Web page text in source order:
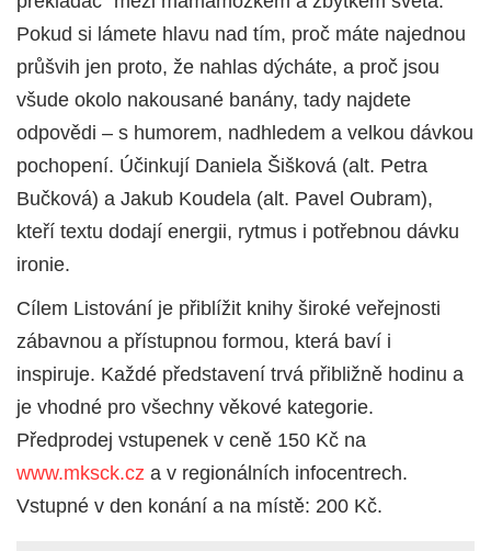
Pokud si lámete hlavu nad tím, proč máte najednou
průšvih jen proto, že nahlas dýcháte, a proč jsou
všude okolo nakousané banány, tady najdete
odpovědi – s humorem, nadhledem a velkou dávkou
pochopení. Účinkují Daniela Šišková (alt. Petra
Bučková) a Jakub Koudela (alt. Pavel Oubram),
kteří textu dodají energii, rytmus i potřebnou dávku
ironie.
Cílem Listování je přiblížit knihy široké veřejnosti
zábavnou a přístupnou formou, která baví i
inspiruje. Každé představení trvá přibližně hodinu a
je vhodné pro všechny věkové kategorie.
Předprodej vstupenek v ceně 150 Kč na
www.mksck.cz a v regionálních infocentrech.
Vstupné v den konání a na místě: 200 Kč.